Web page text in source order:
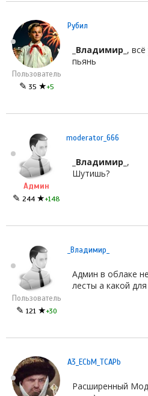
Пользователь
✎ 35 ★+5
Рубил
_Владимир_ ,
пьянь
Админ
✎ 244 ★+148
moderator_666
_Владимир_ ,
Шутишь?
Пользователь
✎ 121 ★+30
_Владимир_
Админ в облаке
лесты а какой
A3_ECbM_TCAPb
Расширенный